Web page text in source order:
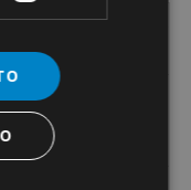
con passo
Metric
M12
M16
M20